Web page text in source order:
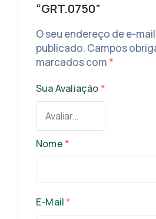
“GRT.0750”
O seu endereço de e-
publicado. Campos
marcados com*
Sua Avaliação *
Nome *
E-Mail *